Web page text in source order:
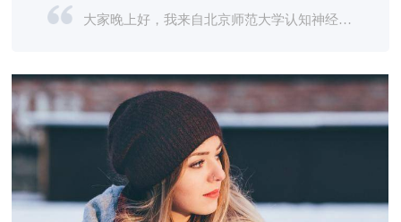
大家晚上好，我来自北京师范大学认知神经科学与学习国家重点实验室。今天主要是想跟大家分享一下我们团队最近的一些研究发现。大家可能经常听到关于大脑的这样一种说法，左半球是理性脑，右半球是感性脑。其实在我们 ...